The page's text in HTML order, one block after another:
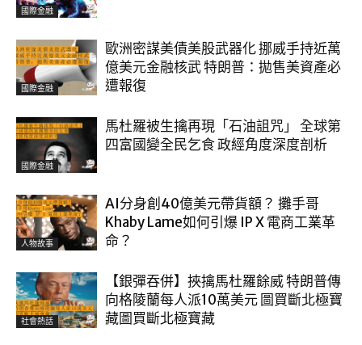
國際金融
國際金融
歐洲密謀美債美股武器化 挪威手持近萬
億美元金融核武 特朗普：拋售美資產必
遭報復
國際金融
馬杜羅被生擒再現「石油詛咒」 全球第
四富國變全民乞食 政經角度深度剖析
人物故事
AI分身創40億美元帶貨額？ 攤手哥
Khaby Lame如何引爆 IP X 電商工業革
命？
社會熱話
【銀彈吞併】挾擒馬杜羅餘威 特朗普傳
向格陵蘭每人派10萬美元 圖買斷北極寶
藏圖買斷北極寶藏